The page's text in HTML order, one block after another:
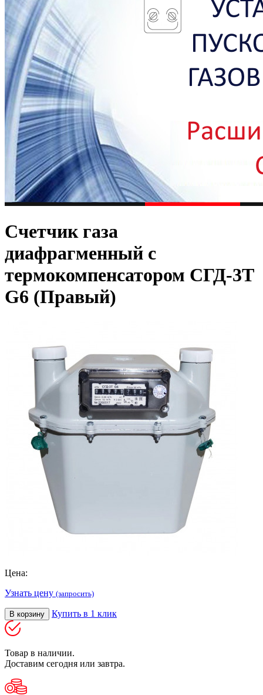
Счетчик газа
диафрагменный с
термокомпенсатором СГД-3Т
G6 (Правый)
Цена:
Узнать цену (запросить)
В корзину Купить в 1 клик
Товар в наличии.
Доставим сегодня или завтра.